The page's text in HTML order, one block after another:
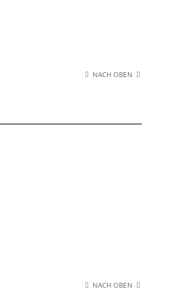
NACH OBEN
NACH OBEN